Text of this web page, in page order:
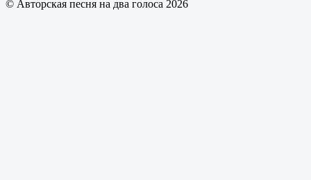
© Авторская песня на два голоса 2026